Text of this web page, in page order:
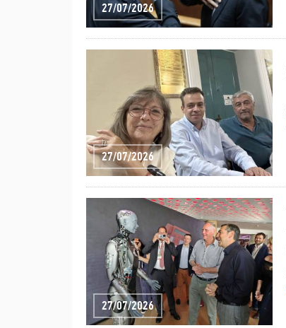
27/07/2026
27/07/2026
27/07/2026